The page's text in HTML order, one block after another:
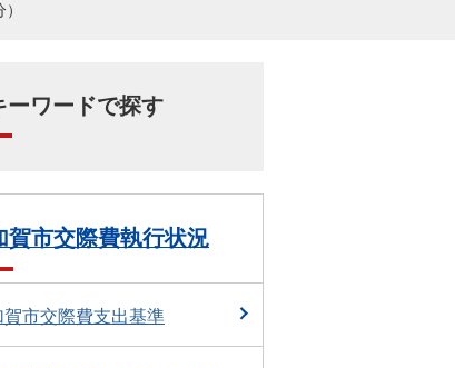
ーワードで探す
賀市交際費執行状況
賀市交際費支出基準